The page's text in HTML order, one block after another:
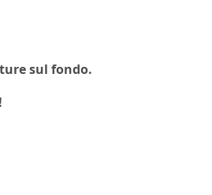
sul fondo.